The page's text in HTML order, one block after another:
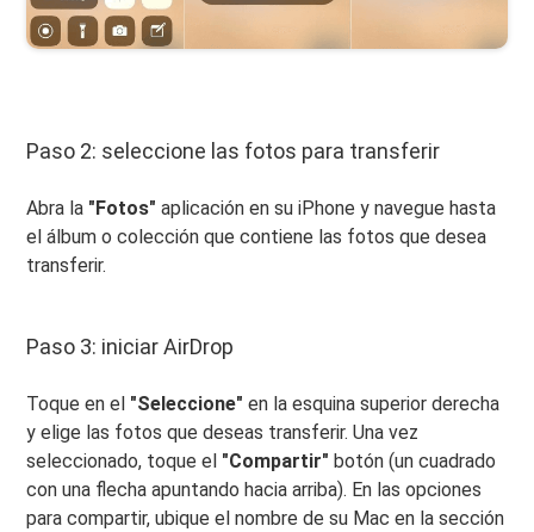
Paso 2: seleccione las fotos para transferir
Abra la "Fotos" aplicación en su iPhone y navegue hasta
el álbum o colección que contiene las fotos que desea
transferir.
Paso 3: iniciar AirDrop
Toque en el "Seleccione" en la esquina superior derecha
y elige las fotos que deseas transferir. Una vez
seleccionado, toque el "Compartir" botón (un cuadrado
con una flecha apuntando hacia arriba). En las opciones
para compartir, ubique el nombre de su Mac en la sección